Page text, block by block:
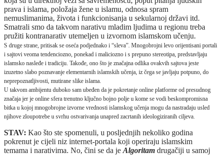
prava i islama, položaja žene u islamu, odnosa spram
nemuslimanima, života i funkcionisanja u sekularnoj državi itd.
Smatrali smo da takvom narativu mladim ljudima u regionu treba
pružiti kontranarativ utemeljen u izvornom islamskom učenju.
S druge strane, pritisak se oseća podjednako i “sleva”. Mnogobrojni levo orijentisani portali
i sajtovi veoma tendenciozno, ponekad i maliciozno i s prepuno stereotipa, predstavljaju
islamsko nasleđe i tradiciju. Takođe, ono što je značajna odlika ovakvih sajtova jeste
izuzetno slabo poznavanje elementarnih islamskih učenja, iz čega se javljaju potpuno, do
neprepoznatljivosti, mutirane slike islama.
U takvom ambijentu duboko sam ubeđen da je pokretanje online platforme od presudnog
značaja jer je online sfera trenutno ključno bojno polje u kome se vodi beskompromisna
bitka u kojoj mnogobrojne izvorne vrednosti islamskog učenja mogu da nastradaju usled
njihove zloupotrebe u svrhu ostvarivanja unapred zacrtanih ideologiziranih ciljeva.
STAV: Kao što ste spomenuli, u posljednjih nekoliko godina
pokrenut je cijeli niz internet‑portala koji operiraju islamskim
temama i narativima. No, čini se da je Algoritam drugačiji u samoj